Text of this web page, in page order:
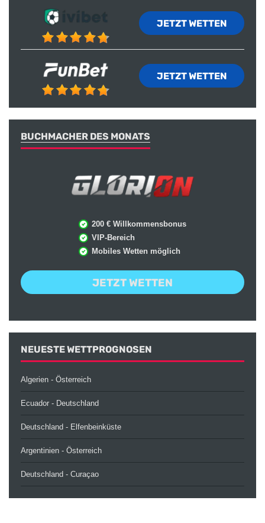
JETZT WETTEN
JETZT WETTEN
BUCHMACHER DES MONATS
200 € Willkommensbonus
VIP-Bereich
Mobiles Wetten möglich
JETZT WETTEN
NEUESTE WETTPROGNOSEN
Algerien - Österreich
Ecuador - Deutschland
Deutschland - Elfenbeinküste
Argentinien - Österreich
Deutschland - Curaçao